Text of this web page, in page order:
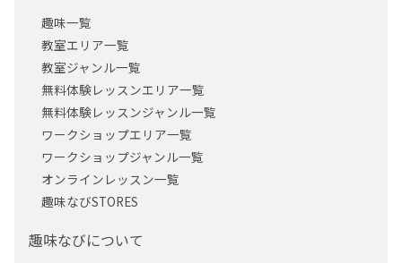
趣味一覧
教室エリア一覧
教室ジャンル一覧
無料体験レッスンエリア一覧
無料体験レッスンジャンル一覧
ワークショップエリア一覧
ワークショップジャンル一覧
オンラインレッスン一覧
趣味なびSTORES
趣味なびについて